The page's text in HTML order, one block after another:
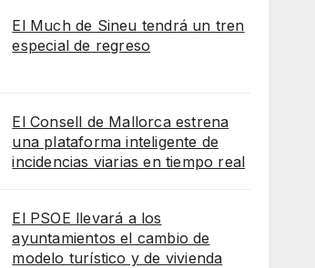
El Much de Sineu tendrá un tren
especial de regreso
El Consell de Mallorca estrena
una plataforma inteligente de
incidencias viarias en tiempo real
El PSOE llevará a los
ayuntamientos el cambio de
modelo turístico y de vivienda